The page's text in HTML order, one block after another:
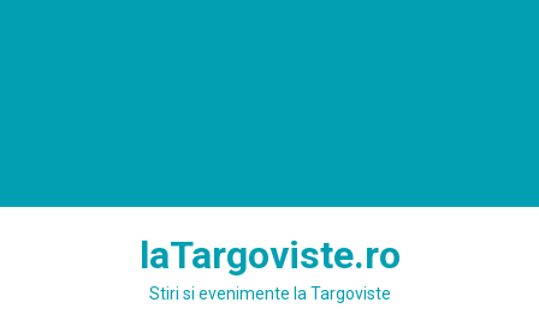
laTargoviste.ro
Stiri si evenimente la Targoviste